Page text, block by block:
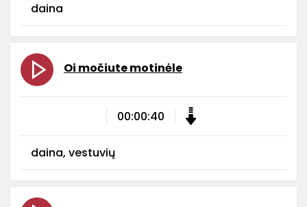
daina
Oi močiute motinėle
00:00:40
daina, vestuvių